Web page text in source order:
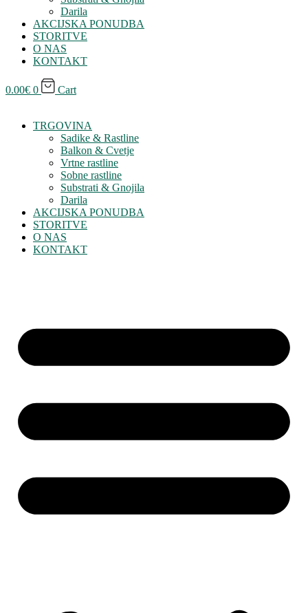
Darila
AKCIJSKA PONUDBA
STORITVE
O NAS
KONTAKT
0.00€ 0 Cart
TRGOVINA
Sadike & Rastline
Balkon & Cvetje
Vrtne rastline
Sobne rastline
Substrati & Gnojila
Darila
AKCIJSKA PONUDBA
STORITVE
O NAS
KONTAKT